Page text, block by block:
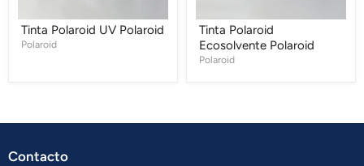
Tinta Polaroid UV Polaroid
Polaroid
Tinta Polaroid
Ecosolvente Polaroid
Polaroid
Contacto